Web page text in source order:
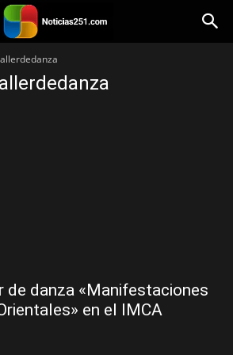
de danza «Manifestaciones
en el IMCA